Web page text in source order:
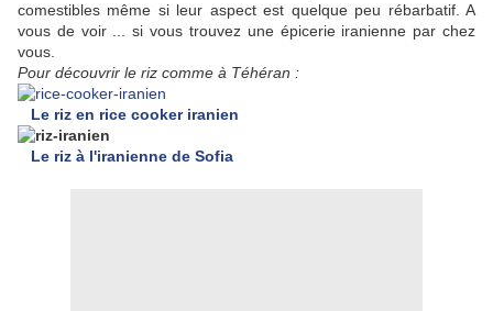
comestibles même si leur aspect est quelque peu rébarbatif. A
vous de voir ... si vous trouvez une épicerie iranienne par chez
vous.
Pour découvrir le riz comme à Téhéran :
Le riz en rice cooker iranien
Le riz à l'iranienne de Sofia